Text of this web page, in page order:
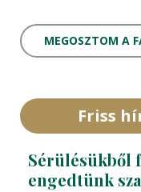
MEGOSZTOM A
Friss
Sérülésükből
engedtünk